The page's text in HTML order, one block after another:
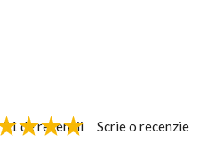
51 de recenzii Scrie o recenzie